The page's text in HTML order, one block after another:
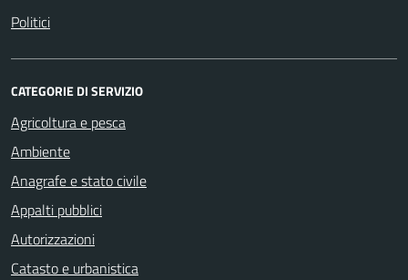
Politici
CATEGORIE DI SERVIZIO
Agricoltura e pesca
Ambiente
Anagrafe e stato civile
Appalti pubblici
Autorizzazioni
Catasto e urbanistica